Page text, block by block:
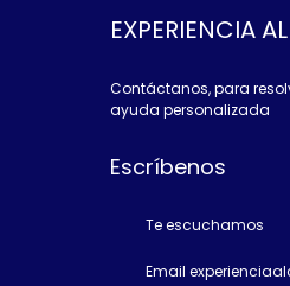
EXPERIENCIA
Contáctanos, para
ayuda personalizada
Escríbenos
Te escuchamos
Email